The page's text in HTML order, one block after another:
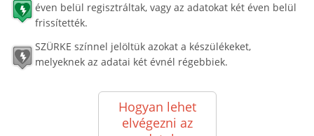
éven belül regisztráltak, vagy az adatokat két éven belül
frissítették.
SZÜRKE színnel jelöltük azokat a készülékeket,
melyeknek az adatai két évnél régebbiek.
Hogyan lehet
elvégezni az